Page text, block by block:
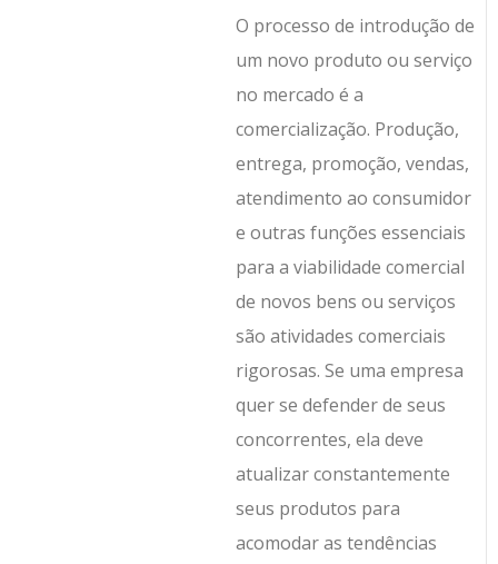
O processo de introdução de
um novo produto ou serviço
no mercado é a
comercialização. Produção,
entrega, promoção, vendas,
atendimento ao consumidor
e outras funções essenciais
para a viabilidade comercial
de novos bens ou serviços
são atividades comerciais
rigorosas. Se uma empresa
quer se defender de seus
concorrentes, ela deve
atualizar constantemente
seus produtos para
acomodar as tendências